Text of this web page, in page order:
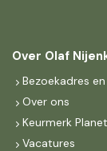
Over Olaf
Bezoekadres
Over ons
Keurmerk
Vacatures